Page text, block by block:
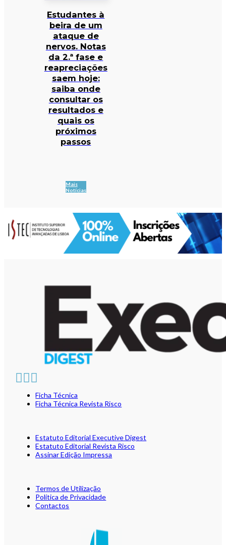
Estudantes à
beira de um
ataque de
nervos. Notas
da 2.ª fase e
reapreciações
saem hoje:
saiba onde
consultar os
resultados e
quais os
próximos
passos
Mais
Notícias
Ficha Técnica
Ficha Técnica Revista Risco
Estatuto Editorial Executive Digest
Estatuto Editorial Revista Risco
Assinar Edição Impressa
Termos de Utilização
Política de Privacidade
Contactos